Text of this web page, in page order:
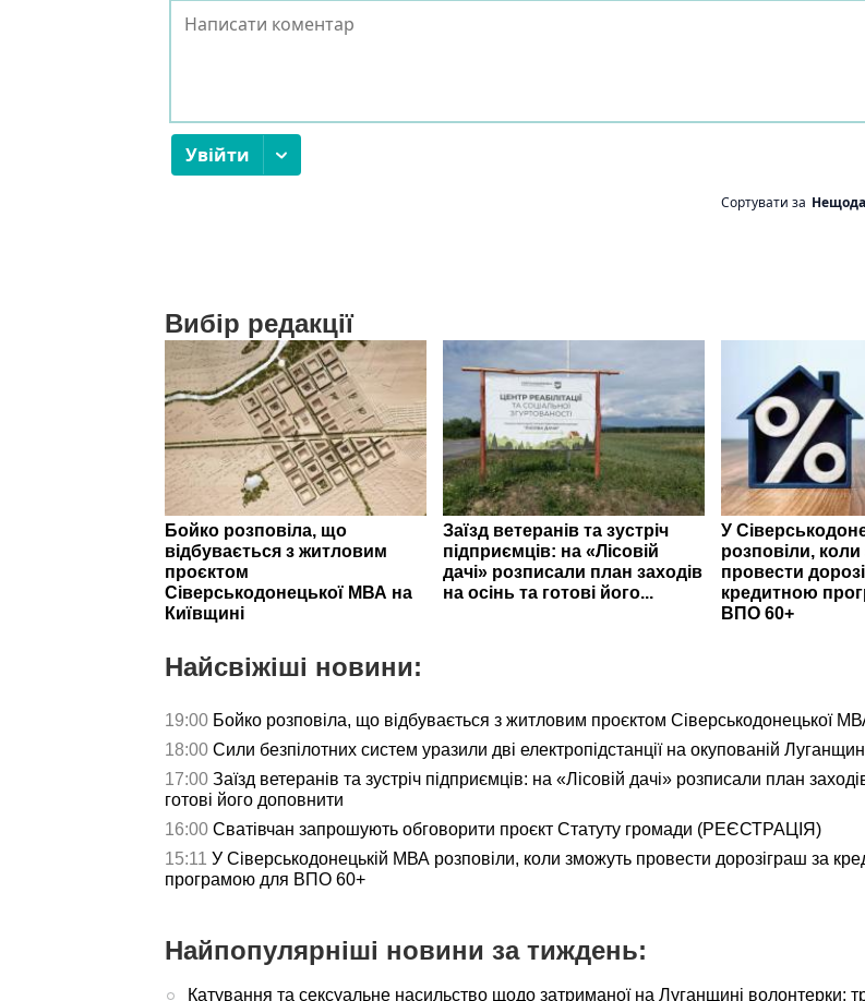
Вибір редакції
Бойко розповіла, що
відбувається з житловим
проєктом
Сіверськодонецької МВА на
Київщині
Заїзд ветеранів та зустріч
підприємців: на «Лісовій
дачі» розписали план заходів
на осінь та готові його...
У
розповіли,
провести
кредитною
ВПО 60+
Найсвіжіші новини:
19:00 Бойко розповіла, що відбувається з житловим проєктом Сіверськодонецької
18:00 Сили безпілотних систем уразили дві електропідстанції на окупованій
17:00 Заїзд ветеранів та зустріч підприємців: на «Лісовій дачі» розписали план
готові його доповнити
16:00 Сватівчан запрошують обговорити проєкт Статуту громади (РЕЄСТРАЦІЯ)
15:11 У Сіверськодонецькій МВА розповіли, коли зможуть провести дорозіграш за
програмою для ВПО 60+
Найпопулярніші новини за тиждень:
Катування та сексуальне насильство щодо затриманої на Луганщині волонтерки: